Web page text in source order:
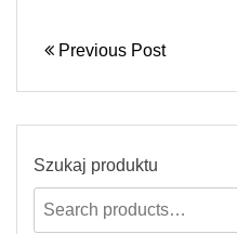
Previous Post
Szukaj produktu